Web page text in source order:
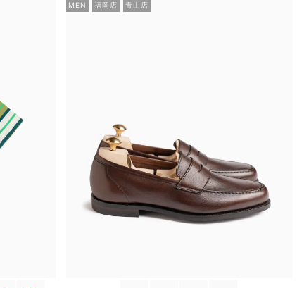
MEN 福岡店 青山店